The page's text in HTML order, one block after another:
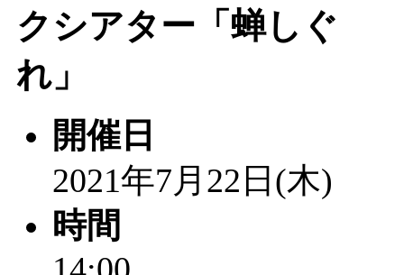
クシアター「蝉しぐ
れ」
開催日
2021年7月22日(木)
時間